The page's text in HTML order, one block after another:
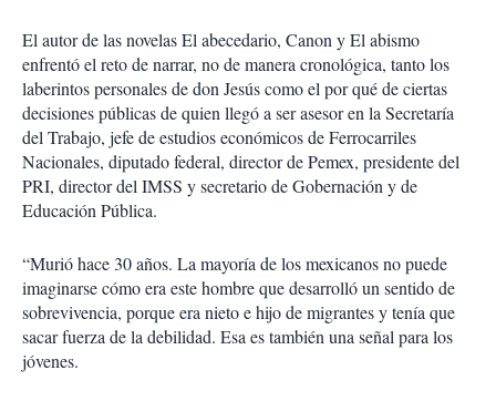
El autor de las novelas El abecedario, Canon y El abismo
enfrentó el reto de narrar, no de manera cronológica, tanto los
laberintos personales de don Jesús como el por qué de ciertas
decisiones públicas de quien llegó a ser asesor en la Secretaría
del Trabajo, jefe de estudios económicos de Ferrocarriles
Nacionales, diputado federal, director de Pemex, presidente del
PRI, director del IMSS y secretario de Gobernación y de
Educación Pública.
“Murió hace 30 años. La mayoría de los mexicanos no puede
imaginarse cómo era este hombre que desarrolló un sentido de
sobrevivencia, porque era nieto e hijo de migrantes y tenía que
sacar fuerza de la debilidad. Esa es también una señal para los
jóvenes.